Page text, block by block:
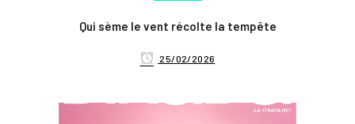
Qui sème le vent récolte la tempête
25/02/2026